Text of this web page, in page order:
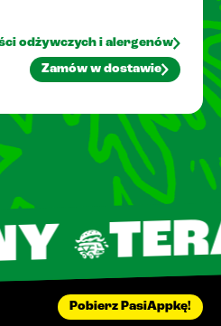
odżywczych i alergenów
Zamów w dostawie
Pobierz PasiAppkę!